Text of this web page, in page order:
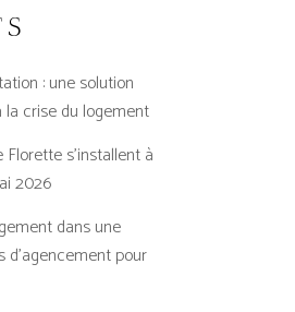
: une solution
crise du logement
s’installent à
2026
dans une
d’agencement pour